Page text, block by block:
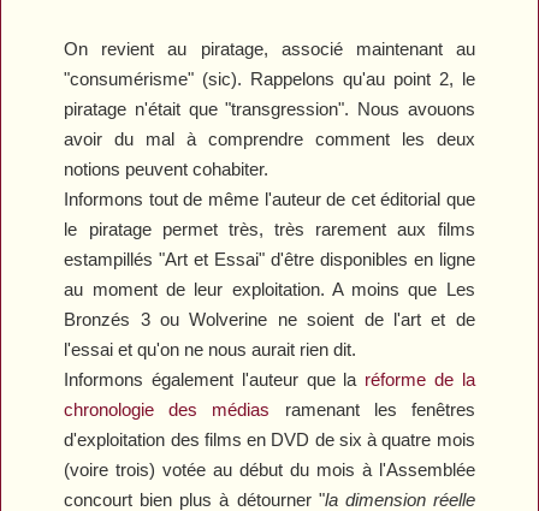
On revient au piratage, associé maintenant au
"consumérisme" (sic). Rappelons qu'au point 2, le
piratage n'était que "transgression". Nous avouons
avoir du mal à comprendre comment les deux
notions peuvent cohabiter.
Informons tout de même l'auteur de cet éditorial que
le piratage permet très, très rarement aux films
estampillés "Art et Essai" d'être disponibles en ligne
au moment de leur exploitation. A moins que Les
Bronzés 3ouWolverine ne soient de l'art et de
l'essai et qu'on ne nous aurait rien dit.
Informons également l'auteur que la réforme de la
chronologie des médias ramenant les fenêtres
d'exploitation des films en DVD de six à quatre mois
(voire trois) votée au début du mois à l'Assemblée
concourt bien plus à détourner "la dimension réelle